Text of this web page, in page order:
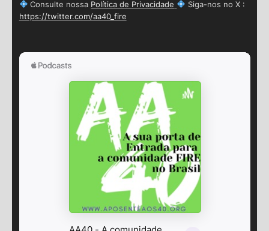
Consulte nossa Política de Privacidade
Siga-nos no X :
https://twitter.com/aa40_fire